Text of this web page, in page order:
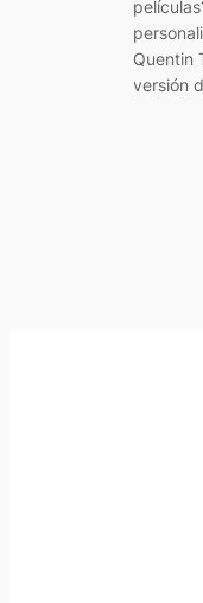
Quentin
versión